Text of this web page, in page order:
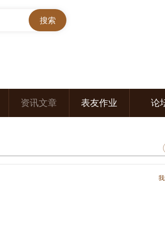
资讯文章 表友作业 论